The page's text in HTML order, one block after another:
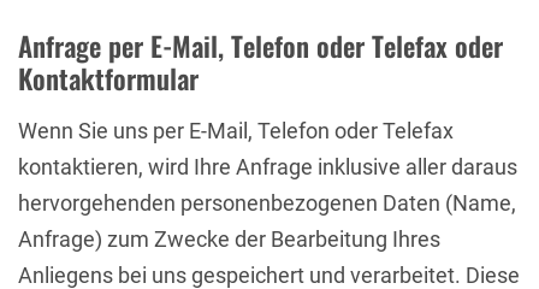
Anfrage per E-Mail, Telefon oder Telefax oder
Kontaktformular
Wenn Sie uns per E-Mail, Telefon oder Telefax
kontaktieren, wird Ihre Anfrage inklusive aller daraus
hervorgehenden personenbezogenen Daten (Name,
Anfrage) zum Zwecke der Bearbeitung Ihres
Anliegens bei uns gespeichert und verarbeitet. Diese